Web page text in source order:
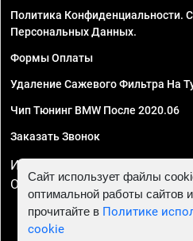
Политика Конфиденциальности.
Персональных Данных.
Формы Оплаты
Удаление Сажевого Фильтра На
Чип Тюнинг BMW После 2020.06
Заказать Звонок
ИП Смирнов Георгий
ОГРНИП 324470400032610
Сайт использует файлы
оптимальной работы сайтов
прочитайте в Политике
cookie